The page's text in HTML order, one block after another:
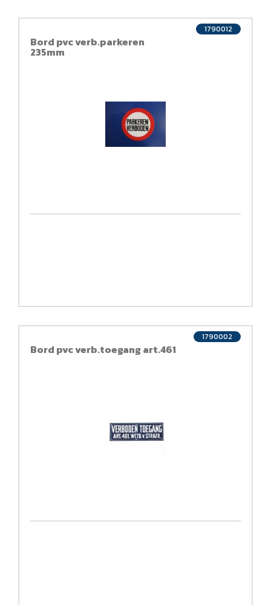
Bord pvc verb.parkeren
235mm
1790012
Bord pvc verb.toegang art.461
1790002